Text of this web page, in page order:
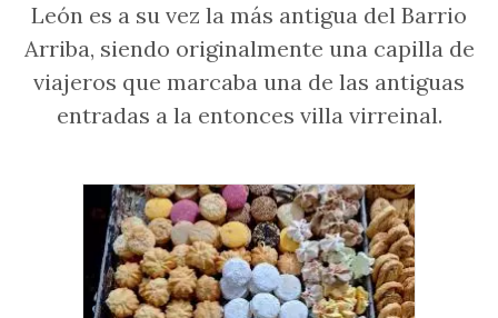
León es a su vez la más antigua del Barrio
Arriba, siendo originalmente una capilla de
viajeros que marcaba una de las antiguas
entradas a la entonces villa virreinal.